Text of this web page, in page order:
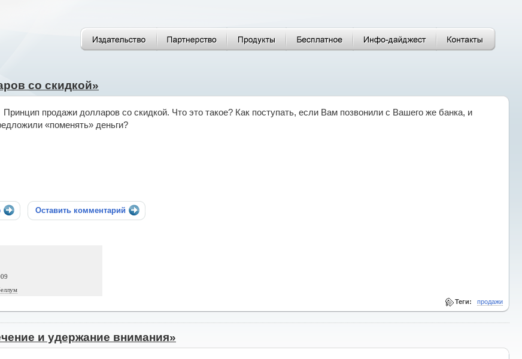
со скидкой»
Принцип продажи долларов со скидкой. Что это такое? Как поступать, если Вам позвонили с Вашего же банка, и
«поменять» деньги?
Оставить комментарий
Теги: продажи
и удержание внимания»